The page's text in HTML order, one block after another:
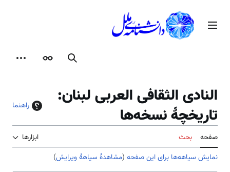
محتوامنوی اصلی
جستجوظاهر
النادی الثقافی العربی لبنان:
تاریخچهٔ نسخه‌ها
راهنما
صفحه بحث
ابزارها
نمایش سیاهه‌ها برای این صفحه (مشاهدهٔ سیاههٔ ویرایش)